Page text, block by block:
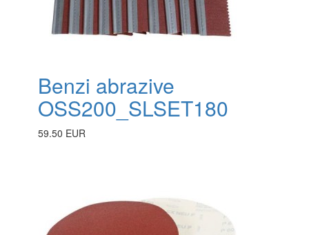
Benzi abrazive
OSS200_SLSET180
59.50 EUR